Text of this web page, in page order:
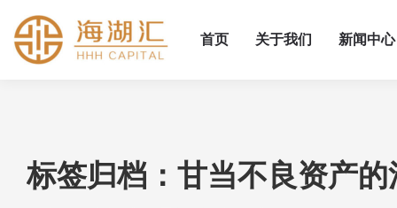
首页 关于我们 新闻中心
标签归档： 甘当不良资产的